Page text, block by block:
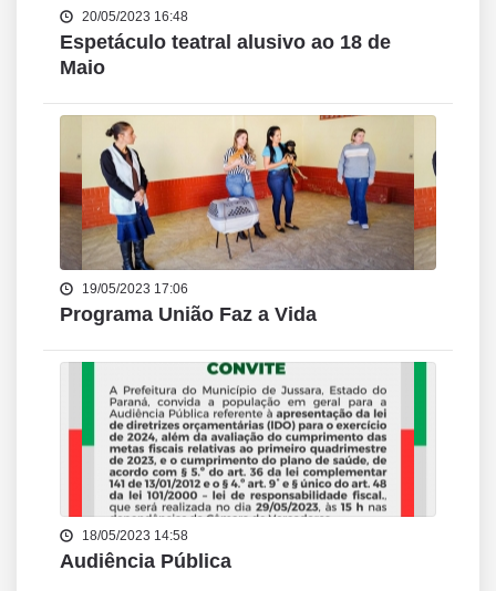
20/05/2023 16:48
Espetáculo teatral alusivo ao 18 de
Maio
19/05/2023 17:06
Programa União Faz a Vida
18/05/2023 14:58
Audiência Pública